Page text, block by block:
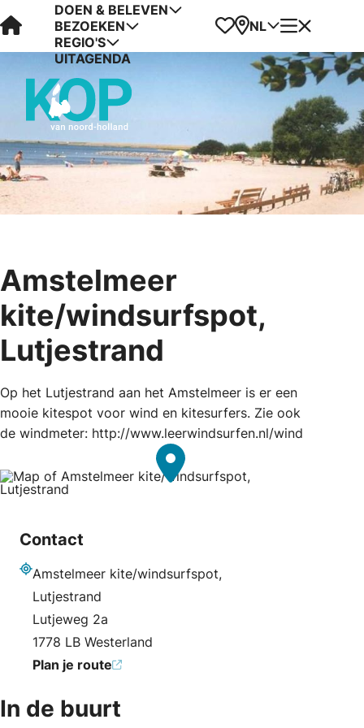
Visit Kop van Holland
DOEN & BELEVEN
BEZOEKEN
REGIO'S
UITAGENDA
Favorieten
Kaart
NL Menu
Amstelmeer
kite/windsurfspot,
Lutjestrand
Op het Lutjestrand aan het Amstelmeer is er een
mooie kitespot voor wind en kitesurfers. Zie ook
de windmeter: http://www.leerwindsurfen.nl/wind
Contact
Amstelmeer kite/windsurfspot,
Lutjestrand
Lutjeweg 2a
1778 LB Westerland
Plan je route
In de buurt